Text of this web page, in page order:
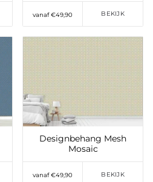
vanaf €49,90 BEKIJK
Toevoegen aan
verlanglijst
Designbehang Mesh
Mosaic
vanaf €49,90 BEKIJK